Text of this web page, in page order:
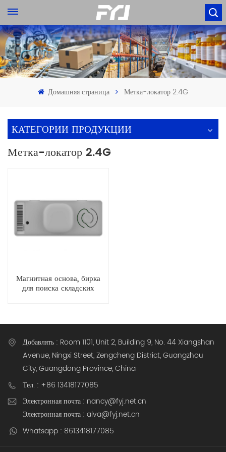
Домашняя страница Метка-локатор 2.4G
КАТЕГОРИИ ПРОДУКЦИИ
Метка-локатор 2.4G
Магнитная основа, бирка
для поиска складских
сигналом.
Добавлять : Room 1101, Unit 2, Building 9, No. 44 Xiangshan
Avenue, Ningxi Street, Zengcheng District, Guangzhou
City, Guangdong Province, China
Тел. : +86 13418177085
Электронная почта : nancy@fyj.net.cn
Электронная почта : alva@fyj.net.cn
Whatsapp : 8613418177085